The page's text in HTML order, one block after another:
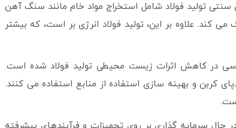
سنتی تولید فولاد شامل استخراج مواد خام مانند سنگ آهن
علاوه بر این، تولید فولاد انرژی بر است، که بیشتر
در کاهش اثرات زیست محیطی تولید فولاد شده است.
کربن و بهینه سازی استفاده از منابع استفاده می کنند.